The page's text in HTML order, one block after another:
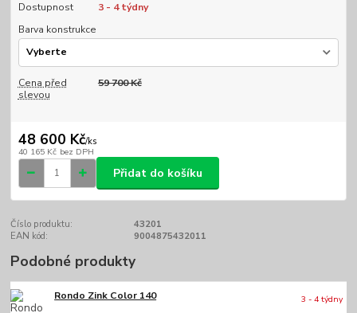
Dostupnost
3 - 4 týdny
Barva konstrukce
Cena před
slevou
59 700 Kč
48 600 Kč/ks
40 165 Kč bez DPH
Přidat do košíku
Číslo produktu:
43201
EAN kód:
9004875432011
Podobné produkty
Rondo Zink Color 140 3 - 4 týdny